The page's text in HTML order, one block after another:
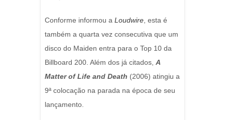
Conforme informou a Loudwire , esta é
também a quarta vez consecutiva que um
disco do Maiden entra para o Top 10 da
Billboard 200. Além dos já citados, A
Matter of Life and Death (2006) atingiu a
9ª colocação na parada na época de seu
lançamento.